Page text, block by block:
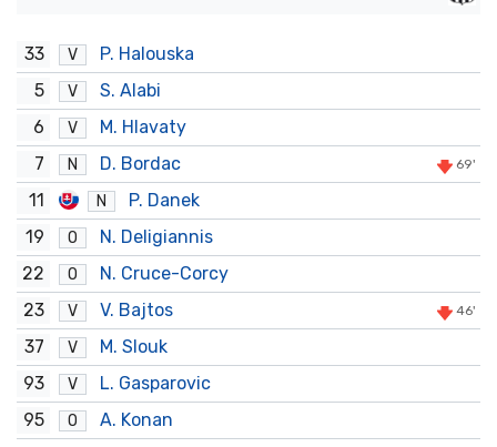
33 V
P. Halouska
5
V
S. Alabi
6
V
M. Hlavaty
7
N D. Bordac 69'
11 N
P. Danek
19
O
N. Deligiannis
22
O
N. Cruce-Corcy
23
V V. Bajtos 46'
37 V
M. Slouk
93
V
L. Gasparovic
95
O A. Konan